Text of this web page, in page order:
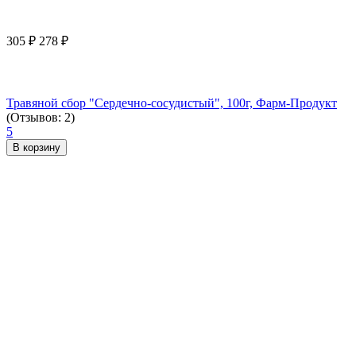
305 ₽ 278 ₽
Травяной сбор "Сердечно-сосудистый", 100г, Фарм-Продукт
(Отзывов: 2)
5
В корзину